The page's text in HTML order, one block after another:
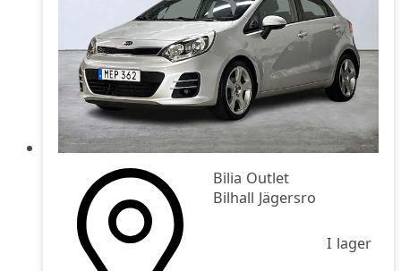
Bilia Outlet
Bilhall Jägersro
I lager